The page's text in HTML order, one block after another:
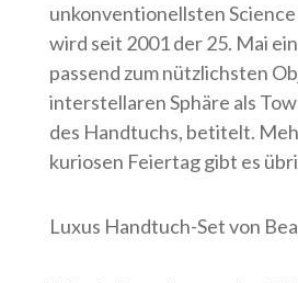
unkonventionellsten
wird seit 2001 der 25. Mai
passend zum nützlichsten
interstellaren Sphäre als
des Handtuchs, betitelt.
kuriosen Feiertag gibt es
Luxus Handtuch-Set von